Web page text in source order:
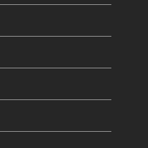
woning over
Dan vind je
en wij laten je